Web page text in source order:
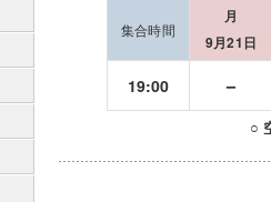
集合時間
月
9月21日
19:00 －
○